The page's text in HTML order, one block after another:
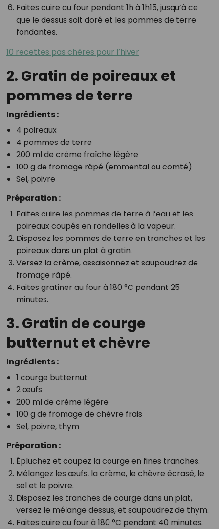
Faites cuire au four pendant 1h à 1h15, jusqu’à ce
que le dessus soit doré et les pommes de terre
fondantes.
10 recettes pas chères pour l’hiver
2. Gratin de poireaux et
pommes de terre
Ingrédients :
4 poireaux
4 pommes de terre
200 ml de crème fraîche légère
100 g de fromage râpé (emmental ou comté)
Sel, poivre
Préparation :
Faites cuire les pommes de terre à l’eau et les
poireaux coupés en rondelles à la vapeur.
Disposez les pommes de terre en tranches et les
poireaux dans un plat à gratin.
Versez la crème, assaisonnez et saupoudrez de
fromage râpé.
Faites gratiner au four à 180 °C pendant 25
minutes.
3. Gratin de courge
butternut et chèvre
Ingrédients :
1 courge butternut
2 œufs
200 ml de crème légère
100 g de fromage de chèvre frais
Sel, poivre, thym
Préparation :
Épluchez et coupez la courge en fines tranches.
Mélangez les œufs, la crème, le chèvre écrasé, le
sel et le poivre.
Disposez les tranches de courge dans un plat,
versez le mélange dessus, et saupoudrez de thym.
Faites cuire au four à 180 °C pendant 40 minutes.